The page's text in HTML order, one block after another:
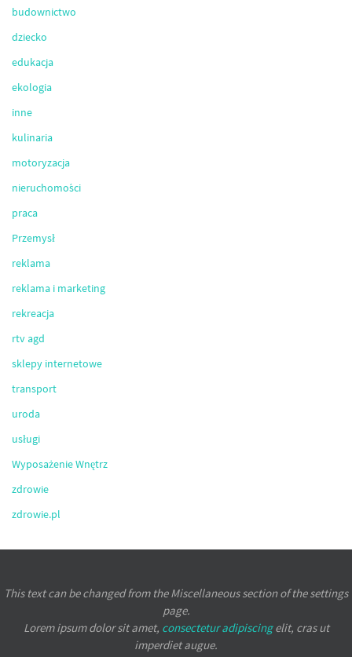
budownictwo
dziecko
edukacja
ekologia
inne
kulinaria
motoryzacja
nieruchomości
praca
Przemysł
reklama
reklama i marketing
rekreacja
rtv agd
sklepy internetowe
transport
uroda
usługi
Wyposażenie Wnętrz
zdrowie
zdrowie.pl
This text can be changed from the Miscellaneous section of the settings
page.
Lorem ipsumdolor sit amet, consectetur adipiscingelit, cras ut
imperdiet augue.